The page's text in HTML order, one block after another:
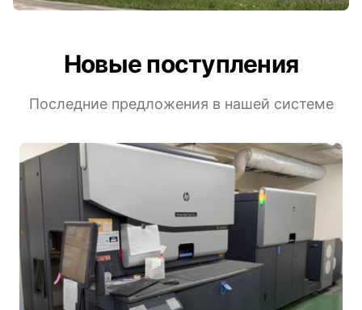
Новые поступления
Последние предложения в нашей системе